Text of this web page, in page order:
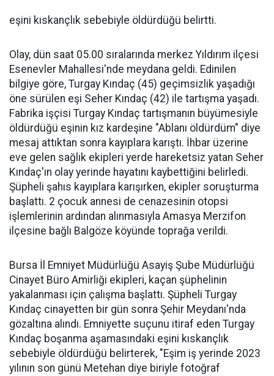
eşini kıskançlık sebebiyle öldürdüğü belirtti.
Olay, dün saat 05.00 sıralarında merkez Yıldırım ilçesi
Esenevler Mahallesi'nde meydana geldi. Edinilen
bilgiye göre, Turgay Kındaç (45) geçimsizlik yaşadığı
öne sürülen eşi Seher Kındaç (42) ile tartışma yaşadı.
Fabrika işçisi Turgay Kındaç tartışmanın büyümesiyle
öldürdüğü eşinin kız kardeşine "Ablanı öldürdüm" diye
mesaj attıktan sonra kayıplara karıştı. İhbar üzerine
eve gelen sağlık ekipleri yerde hareketsiz yatan Seher
Kındaç'ın olay yerinde hayatını kaybettiğini belirledi.
Şüpheli şahıs kayıplara karışırken, ekipler soruşturma
başlattı. 2 çocuk annesi de cenazesinin otopsi
işlemlerinin ardından alınmasıyla Amasya Merzifon
ilçesine bağlı Balgöze köyünde toprağa verildi.
Bursa İl Emniyet Müdürlüğü Asayiş Şube Müdürlüğü
Cinayet Büro Amirliği ekipleri, kaçan şüphelinin
yakalanması için çalışma başlattı. Şüpheli Turgay
Kındaç cinayetten bir gün sonra Şehir Meydanı'nda
gözaltına alındı. Emniyette suçunu itiraf eden Turgay
Kındaç boşanma aşamasındaki eşini kıskançlık
sebebiyle öldürdüğü belirterek, "Eşim iş yerinde 2023
yılının son günü Metehan diye biriyle fotoğraf